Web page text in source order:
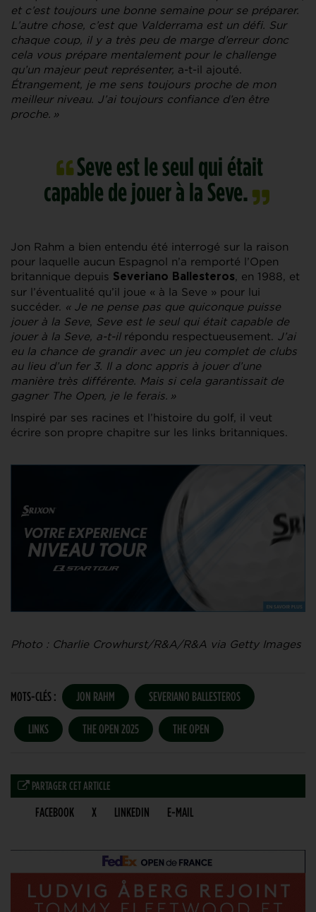
et c’est toujours une bonne semaine pour se préparer.
L’autre chose, c’est que Valderrama est un défi. Sur
chaque coup, il y a très peu de marge d’erreur donc
cela vous prépare mentalement pour le challenge
qu’un majeur peut représenter, a-t-il ajouté.
Étrangement, je me sens toujours proche de mon
meilleur niveau. J’ai toujours confiance d’en être
proche. »
Seve est le seul qui était
capable de jouer à la Seve.
Jon Rahm a bien entendu été interrogé sur la raison
pour laquelle aucun Espagnol n’a remporté l’Open
britannique depuis Severiano Ballesteros, en 1988, et
sur l’éventualité qu’il joue « à la Seve » pour lui
succéder. « Je ne pense pas que quiconque puisse
jouer à la Seve, Seve est le seul qui était capable de
jouer à la Seve, a-t-il répondu respectueusement. J’ai
eu la chance de grandir avec un jeu complet de clubs
au lieu d’un fer 3. Il a donc appris à jouer d’une
manière très différente. Mais si cela garantissait de
gagner The Open, je le ferais. »
Inspiré par ses racines et l’histoire du golf, il veut
écrire son propre chapitre sur les links britanniques.
Photo : Charlie Crowhurst/R&A/R&A via Getty Images
MOTS-CLÉS : JON RAHM SEVERIANO BALLESTEROS
LINKS THE OPEN 2025 THE OPEN
PARTAGER CET ARTICLE
FACEBOOK X LINKEDIN E-MAIL